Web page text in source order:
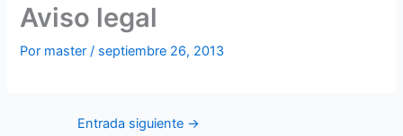
Aviso legal
Por master/ septiembre 26, 2013
Entrada siguiente →